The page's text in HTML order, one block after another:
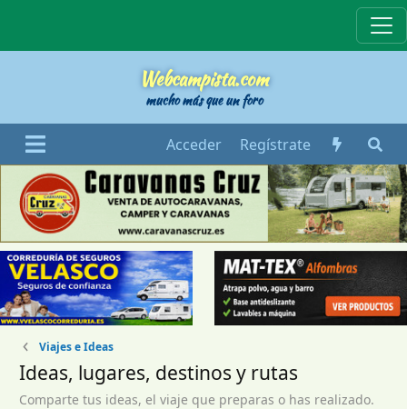
Webcampista.com
mucho más que un foro
Acceder Regístrate
Viajes e Ideas
Ideas, lugares, destinos y rutas
Comparte tus ideas, el viaje que preparas o has realizado.